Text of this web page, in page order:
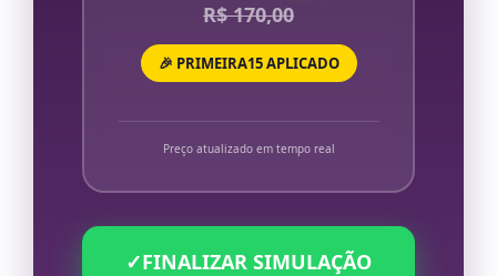
R$ 170,00
🎉 PRIMEIRA15 APLICADO
Preço atualizado em tempo real
✓FINALIZAR SIMULAÇÃO